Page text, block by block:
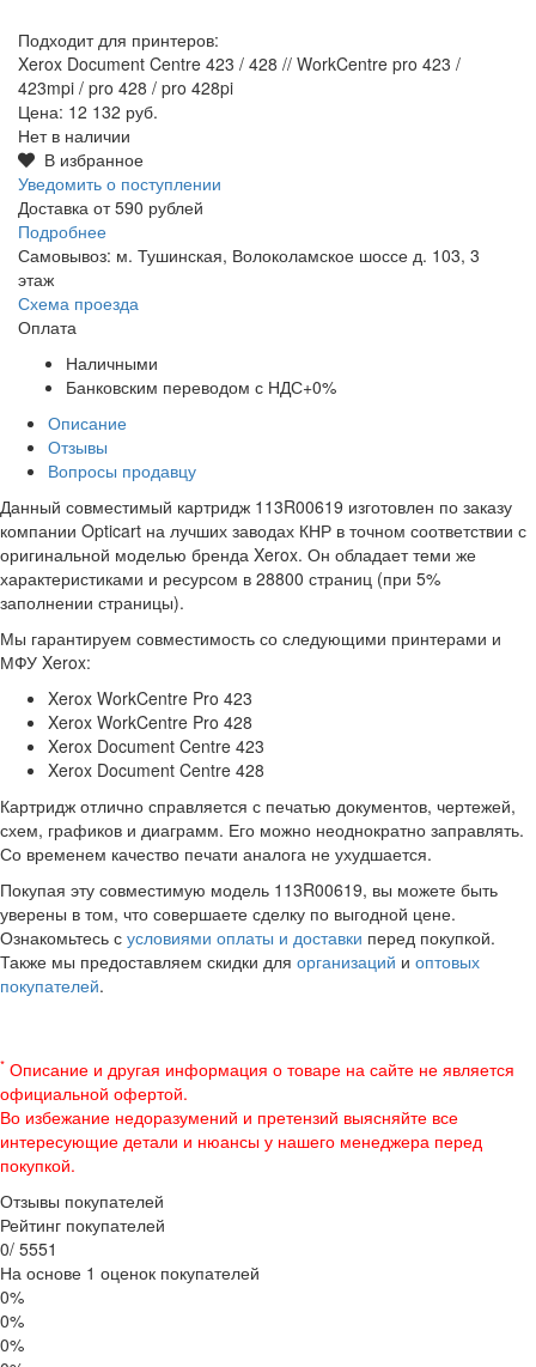
Подходит для принтеров:
Xerox Document Centre 423 / 428 // WorkCentre pro 423 /
423mpi / pro 428 / pro 428pi
Цена: 12 132 руб.
Нет в наличии
В избранное
Уведомить о поступлении
Доставка от 590 рублей
Подробнее
Самовывоз: м. Тушинская, Волоколамское шоссе д. 103, 3
этаж
Схема проезда
Оплата
Наличными
Банковским переводом с НДС+0%
Описание
Отзывы
Вопросы продавцу
Данный совместимый картридж 113R00619 изготовлен по заказу
компании Opticart на лучших заводах КНР в точном соответствии с
оригинальной моделью бренда Xerox. Он обладает теми же
характеристиками и ресурсом в 28800 страниц (при 5%
заполнении страницы).
Мы гарантируем совместимость со следующими принтерами и
МФУ Xerox:
Xerox WorkCentre Pro 423
Xerox WorkCentre Pro 428
Xerox Document Centre 423
Xerox Document Centre 428
Картридж отлично справляется с печатью документов, чертежей,
схем, графиков и диаграмм. Его можно неоднократно заправлять.
Со временем качество печати аналога не ухудшается.
Покупая эту совместимую модель 113R00619, вы можете быть
уверены в том, что совершаете сделку по выгодной цене.
Ознакомьтесь с условиями оплаты и доставки перед покупкой.
Также мы предоставляем скидки для организаций и оптовых
покупателей.
* Описание и другая информация о товаре на сайте не является
официальной офертой.
Во избежание недоразумений и претензий выясняйте все
интересующие детали и нюансы у нашего менеджера перед
покупкой.
Отзывы покупателей
Рейтинг покупателей
0/ 5551
На основе 1 оценок покупателей
0%
0%
0%